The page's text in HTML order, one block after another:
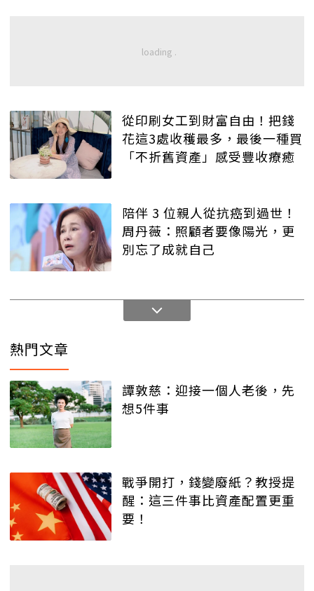
從印刷女工到財富自由！把錢
花這3處收穫最多，最後一種買
「不折舊資產」感受豐收療癒
陪伴 3 位親人從抗癌到過世！
周丹薇：照顧者要像陽光，更
別忘了成就自己
熱門文章
譚敦慈：迎接一個人老後，先
想5件事
戰爭開打，錢變廢紙？教授提
醒：這三件事比資產配置更重
要！